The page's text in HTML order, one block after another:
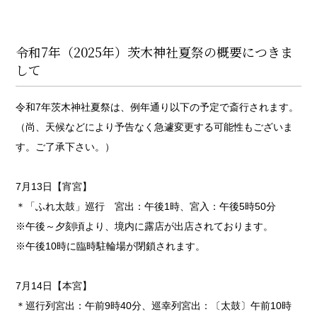
令和7年（2025年）茨木神社夏祭の概要につきま
して
令和7年茨木神社夏祭は、例年通り以下の予定で斎行されます。
（尚、天候などにより予告なく急遽変更する可能性もございま
す。ご了承下さい。）
7月13日【宵宮】
＊「ふれ太鼓」巡行 宮出：午後1時、宮入：午後5時50分
※午後～夕刻頃より、境内に露店が出店されております。
※午後10時に臨時駐輪場が閉鎖されます。
7月14日【本宮】
＊巡行列宮出：午前9時40分、巡幸列宮出：〔太鼓〕午前10時